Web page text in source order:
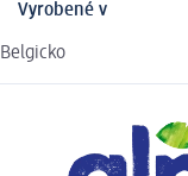
Vyrobené v
Belgicko